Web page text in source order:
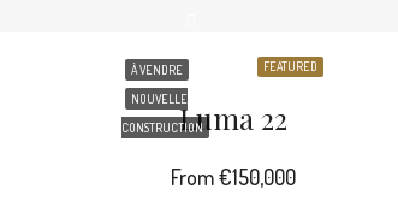
FEATURED
À VENDRE
NOUVELLE
CONSTRUCTIONLuma 22
From€150,000